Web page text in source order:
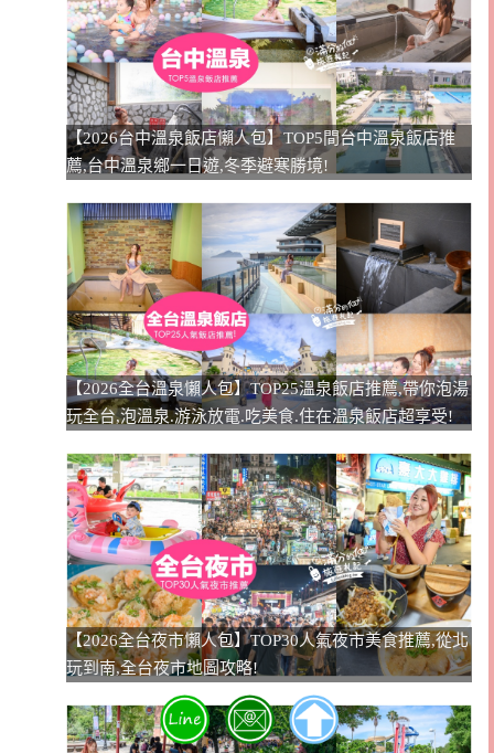
【2026台中溫泉飯店懶人包】TOP5間台中溫泉飯店推
薦,台中溫泉鄉一日遊,冬季避寒勝境!
【2026全台溫泉懶人包】TOP25溫泉飯店推薦,帶你泡湯
玩全台,泡溫泉.游泳放電.吃美食.住在溫泉飯店超享受!
【2026全台夜市懶人包】TOP30人氣夜市美食推薦,從北
玩到南,全台夜市地圖攻略!